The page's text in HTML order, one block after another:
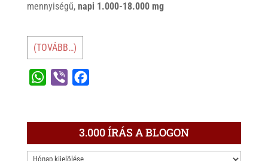
mennyiségű, napi 1.000-18.000 mg
(TOVÁBB…)
s
r
e
b
3.000 ÍRÁS A BLOGON
3.000